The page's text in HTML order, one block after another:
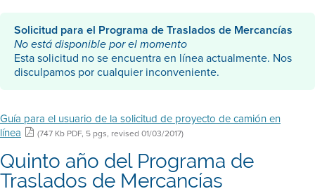
Solicitud para el Programa de Traslados de Mercancías
No está disponible por el momento
Esta solicitud no se encuentra en línea actualmente. Nos
disculpamos por cualquier inconveniente.
Guía para el usuario de la solicitud de proyecto de camión en
línea
(747 Kb PDF, 5 pgs, revised 01/03/2017)
Quinto año del Programa de
Traslados de Mercancías